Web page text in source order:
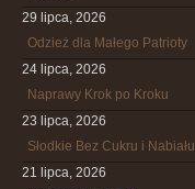
29 lipca, 2026
Odzież dla Małego Patrioty
24 lipca, 2026
Naprawy Krok po Kroku
23 lipca, 2026
Słodkie Bez Cukru i Nabiału
21 lipca, 2026